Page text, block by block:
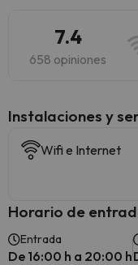
7.4
658 opiniones
Instalaciones y
Wifi e Internet
Horario de
Entrada
De 16:00 h a 20:00 h